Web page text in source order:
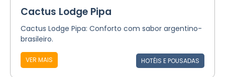
Cactus Lodge Pipa
Cactus Lodge Pipa: Conforto com sabor argentino-
brasileiro.
VER MAIS HOTÉIS E POUSADAS